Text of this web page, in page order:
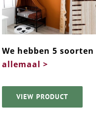
We hebben 5
allemaal >
VIEW PRODUCT